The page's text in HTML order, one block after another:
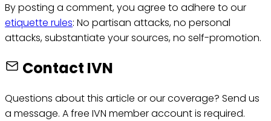
By posting a comment, you agree to adhere to our
etiquette rules: No partisan attacks, no personal
attacks, substantiate your sources, no self-promotion.
Contact IVN
Questions about this article or our coverage? Send us
a message. A free IVN member account is required.